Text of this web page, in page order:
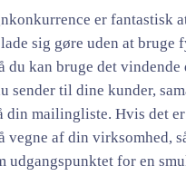
er fantastisk
sig gøre uden at bruge
du kan bruge det
sender til dine kunder,
din mailingliste. Hvis det
vegne af din virksomhed,
udgangspunktet for en